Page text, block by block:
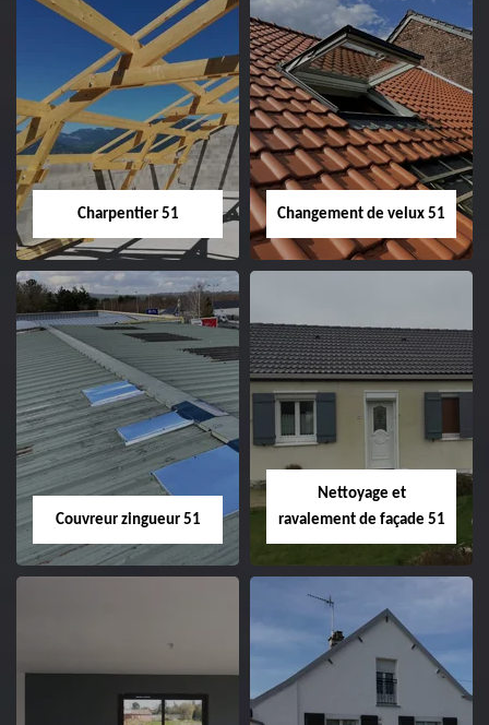
Entreprise de
couverture 51
Démoussage de
toiture 51
Charpentier 51
Charpentier 51
Changement de velux 51
Changement de
velux 51
Couvreur zingueur 51
51
Nettoyage et
ravalement de façade 51
Nettoyage et
ravalement de